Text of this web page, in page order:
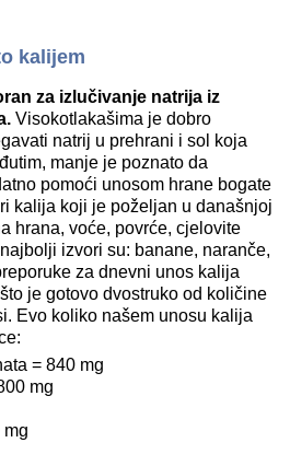
kalijem
za izlučivanje natrija iz
Visokotlakašima je dobro
natrij u prehrani i sol koja
manje je poznato da
pomoći unosom hrane bogate
kalija koji je poželjan u današnjoj
hrana, voće, povrće, cjelovite
izvori su: banane, naranče,
za dnevni unos kalija
je gotovo dvostruko od količine
Evo koliko našem unosu kalija
= 840 mg
mg